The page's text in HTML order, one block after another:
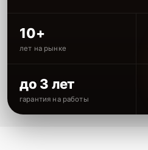
10+
лет на рынке
до 3 лет
гарантия на работы